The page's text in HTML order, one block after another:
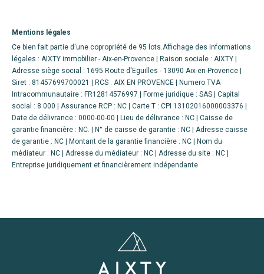
Mentions légales
Ce bien fait partie d'une copropriété de 95 lots.Affichage des informations
légales : AIXTY immobilier - Aix-en-Provence | Raison sociale : AIXTY |
Adresse siège social : 1695 Route d'Eguilles - 13090 Aix-en-Provence |
Siret : 81457699700021 | RCS : AIX EN PROVENCE | Numero TVA
Intracommunautaire : FR12814576997 | Forme juridique : SAS | Capital
social : 8 000 | Assurance RCP : NC | Carte T : CPI 13102016000003376 |
Date de délivrance : 0000-00-00 | Lieu de délivrance : NC | Caisse de
garantie financière : NC. | N° de caisse de garantie : NC | Adresse caisse
de garantie : NC | Montant de la garantie financière : NC | Nom du
médiateur : NC | Adresse du médiateur : NC | Adresse du site : NC |
Entreprise juridiquement et financièrement indépendante